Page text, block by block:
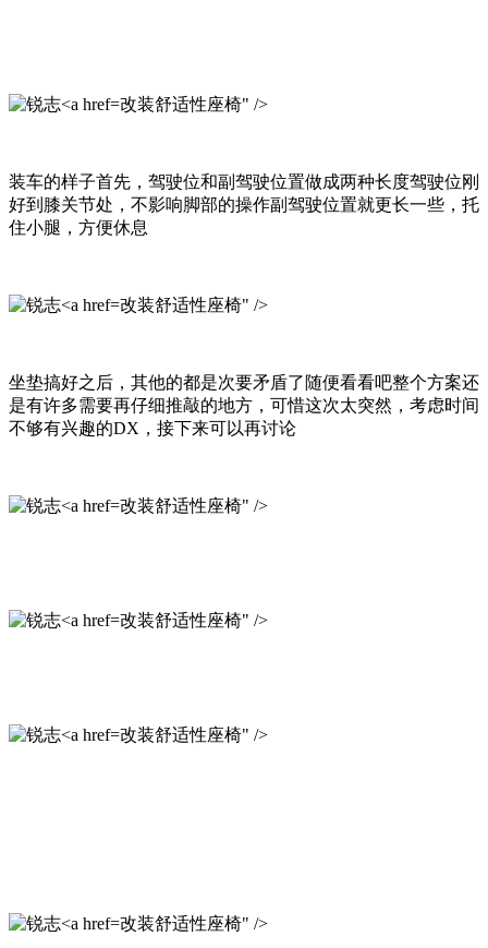
改装舒适性座椅" />
装车的样子首先，驾驶位和副驾驶位置做成两种长度驾驶位刚
好到膝关节处，不影响脚部的操作副驾驶位置就更长一些，托
住小腿，方便休息
改装舒适性座椅" />
坐垫搞好之后，其他的都是次要矛盾了随便看看吧整个方案还
是有许多需要再仔细推敲的地方，可惜这次太突然，考虑时间
不够有兴趣的DX，接下来可以再讨论
改装舒适性座椅" />
改装舒适性座椅" />
改装舒适性座椅" />
改装舒适性座椅" />